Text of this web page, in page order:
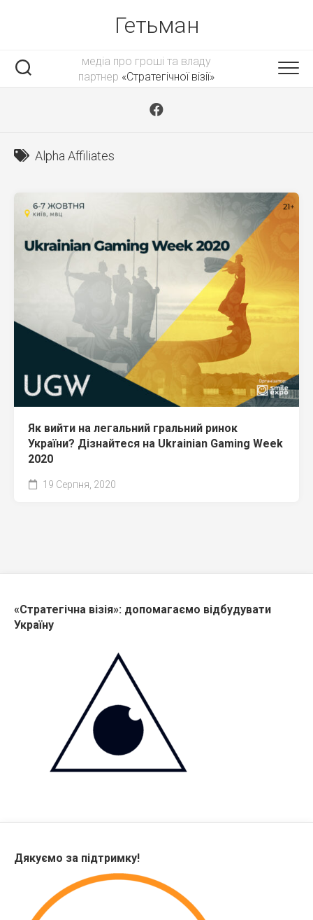
Гетьман
медіа про гроші та владу
партнер «Стратегічної візії»
Alpha Affiliates
Як вийти на легальний гральний ринок
України? Дізнайтеся на Ukrainian Gaming Week
2020
19 Серпня, 2020
«Стратегічна візія»: допомагаємо відбудувати
Україну
Дякуємо за підтримку!